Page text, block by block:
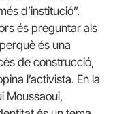
d’institució”.
és preguntar als
és una
de construcció,
l’activista. En la
Moussaoui,